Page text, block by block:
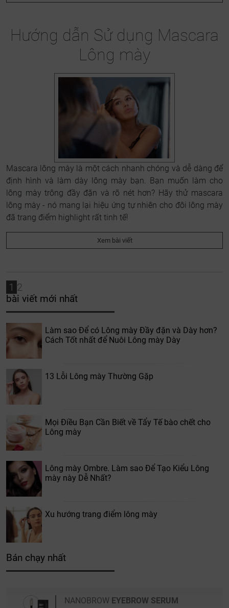
Hướng dẫn Sử dụng Mascara
Lông mày
Mascara lông mày là một cách nhanh chóng và dễ dàng để
định hình và làm dày lông mày bạn. Bạn muốn làm cho
lông mày trông đầy đặn và rõ nét hơn? Hãy thử mascara
lông mày - nó mang lại hiệu ứng tự nhiên cho đôi lông mày
đã trang điểm highlight rất tinh tế!
Xem bài viết
1 2
bài viết mới nhất
Làm sao Để có Lông mày Đầy đặn và Dày hơn?
Cách Tốt nhất để Nuôi Lông mày Dày
13 Lỗi Lông mày Thường Gặp
Mọi Điều Bạn Cần Biết về Tẩy Tế bào chết cho
Lông mày
Lông mày Ombre. Làm sao Để Tạo Kiểu Lông
mày này Dễ Nhất?
Xu hướng trang điểm lông mày
Bán chạy nhất
NANOBROW EYEBROW SERUM